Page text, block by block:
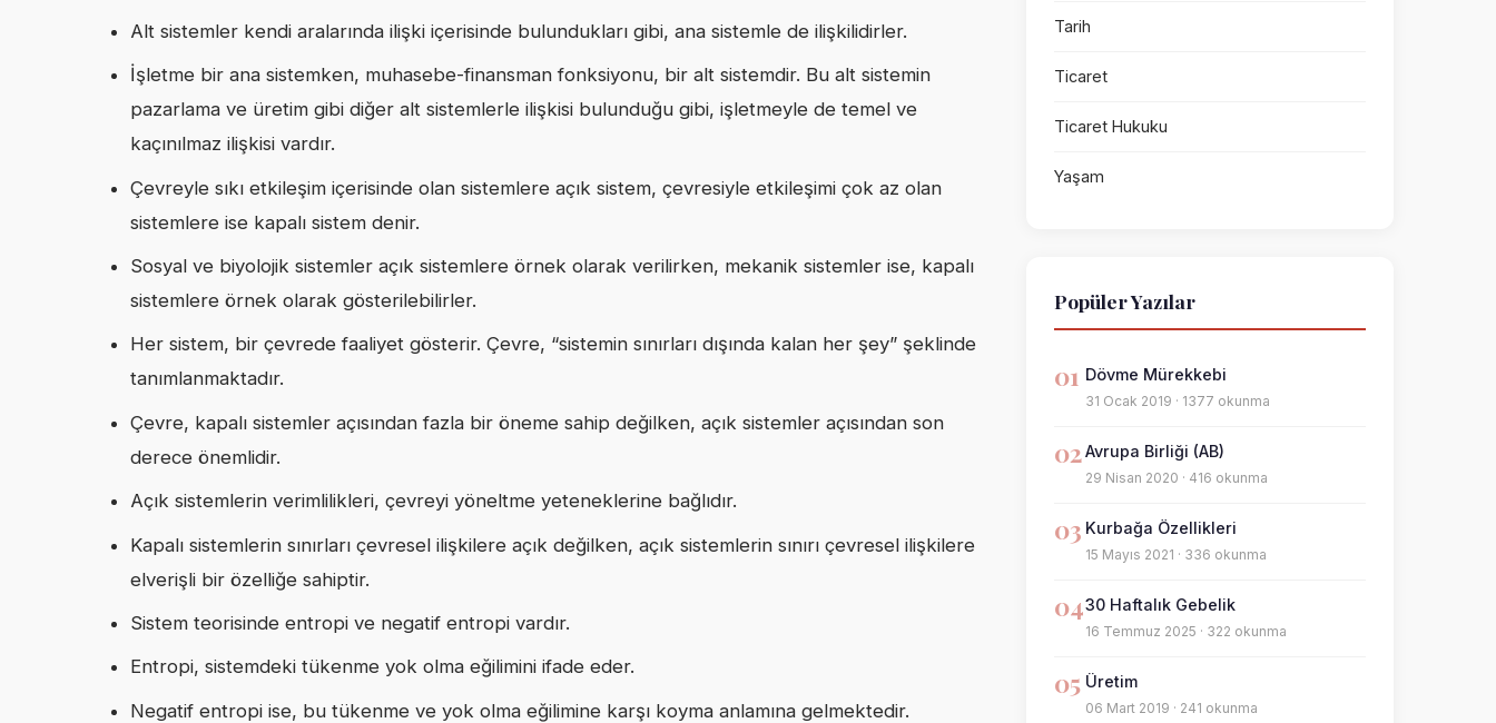
Alt sistemler kendi aralarında ilişki içerisinde bulundukları gibi, ana sistemle de ilişkilidirler.
İşletme bir ana sistemken, muhasebe-finansman fonksiyonu, bir alt sistemdir. Bu alt sistemin
pazarlama ve üretim gibi diğer alt sistemlerle ilişkisi bulunduğu gibi, işletmeyle de temel ve
kaçınılmaz ilişkisi vardır.
Çevreyle sıkı etkileşim içerisinde olan sistemlere açık sistem, çevresiyle etkileşimi çok az olan
sistemlere ise kapalı sistem denir.
Sosyal ve biyolojik sistemler açık sistemlere örnek olarak verilirken, mekanik sistemler ise, kapalı
sistemlere örnek olarak gösterilebilirler.
Her sistem, bir çevrede faaliyet gösterir. Çevre, “sistemin sınırları dışında kalan her şey” şeklinde
tanımlanmaktadır.
Çevre, kapalı sistemler açısından fazla bir öneme sahip değilken, açık sistemler açısından son
derece önemlidir.
Açık sistemlerin verimlilikleri, çevreyi yöneltme yeteneklerine bağlıdır.
Kapalı sistemlerin sınırları çevresel ilişkilere açık değilken, açık sistemlerin sınırı çevresel ilişkilere
elverişli bir özelliğe sahiptir.
Sistem teorisinde entropi ve negatif entropi vardır.
Entropi, sistemdeki tükenme yok olma eğilimini ifade eder.
Negatif entropi ise, bu tükenme ve yok olma eğilimine karşı koyma anlamına gelmektedir.
Tarih
Ticaret
Ticaret Hukuku
Yaşam
Popüler Yazılar
01 Dövme Mürekkebi
31 Ocak 2019 · 1377 okunma
02Avrupa Birliği (AB)
29 Nisan 2020 · 416 okunma
03 Kurbağa Özellikleri
15 Mayıs 2021 · 336 okunma
0430 Haftalık Gebelik
16 Temmuz 2025 · 322 okunma
05 Üretim
06 Mart 2019 · 241 okunma